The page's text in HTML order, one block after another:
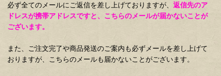
必ず全てのメールにご返信を差し上げておりますが、 返信先のア
ドレスが携帯アドレスですと、こちらのメールが届かないことが
ございます。
また、ご注文完了や商品発送のご案内も必ずメールを差し上げて
おりますが、こちらのメールも届かないことがございます。